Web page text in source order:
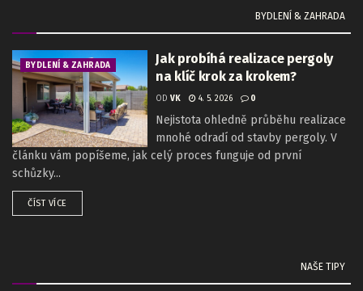
BYDLENÍ & ZAHRADA
BYDLENÍ & ZAHRADA
Jak probíhá realizace pergoly
na klíč krok za krokem?
OD VK 4. 5. 2026 0
Nejistota ohledně průběhu realizace
mnohé odradí od stavby pergoly. V
článku vám popíšeme, jak celý proces funguje od první
schůzky...
ČÍST VÍCE
NAŠE TIPY